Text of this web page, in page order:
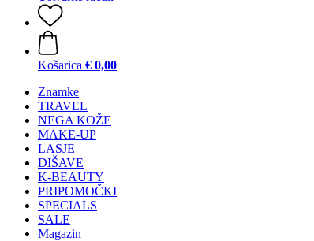
Košarica € 0,00
Znamke
TRAVEL
NEGA KOŽE
MAKE-UP
LASJE
DIŠAVE
K-BEAUTY
PRIPOMOČKI
SPECIALS
SALE
Magazin